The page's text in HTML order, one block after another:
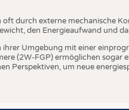
durch externe mechanische
den Energieaufwand und
Umgebung mit einer
(2W-FGP) ermöglichen sogar
Perspektiven, um neue